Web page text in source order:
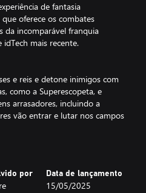
de fantasia
oferece os combates
da incomparável franquia
mais recente.
e reis e detone inimigos com
como a Superescopeta, e
arrasadores, incluindo a
vão entrar e lutar nos campos
original. Voe com o feroz
Apenas Slayer tem o poder para
do caos.
por Data de lançamento
15/05/2025